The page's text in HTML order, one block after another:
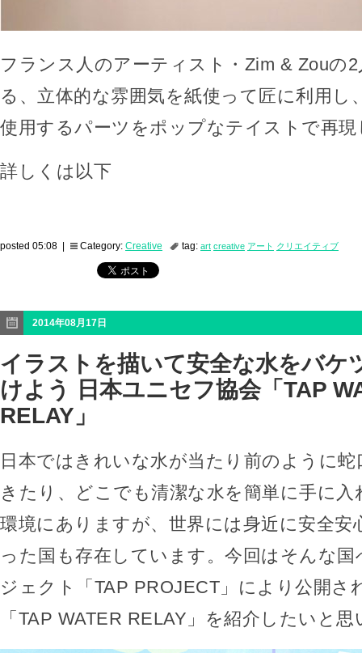
フランス人のアーティスト・Zim & Zouの
る、立体的な雰囲気を紙使って匠に利用し
使用するパーツをポップなテイストで再
詳しくは以下
posted 05:08 | Category: Creative tag: art creative アート クリエイティブ
2014年08月17日
イラストを描いて安全な水をバケ
けよう 日本ユニセフ協会「TAP
RELAY」
日本ではきれいな水が当たり前のように
きたり、どこでも清潔な水を簡単に手に
環境にありますが、世界には身近に安全安
った国も存在しています。今回はそんな
ジェクト「TAP PROJECT」により公開さ
「TAP WATER RELAY」を紹介したいと